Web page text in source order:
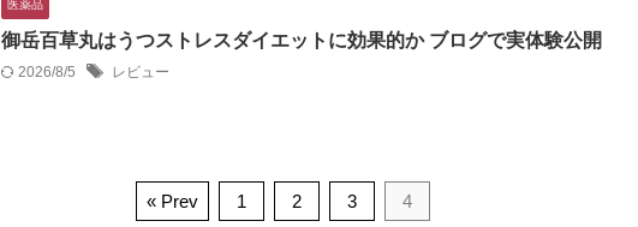
医薬品
御岳百草丸はうつストレスダイエットに効果的か ブログで実体験公開
2026/8/5 レビュー
« Prev 1 2 3 4